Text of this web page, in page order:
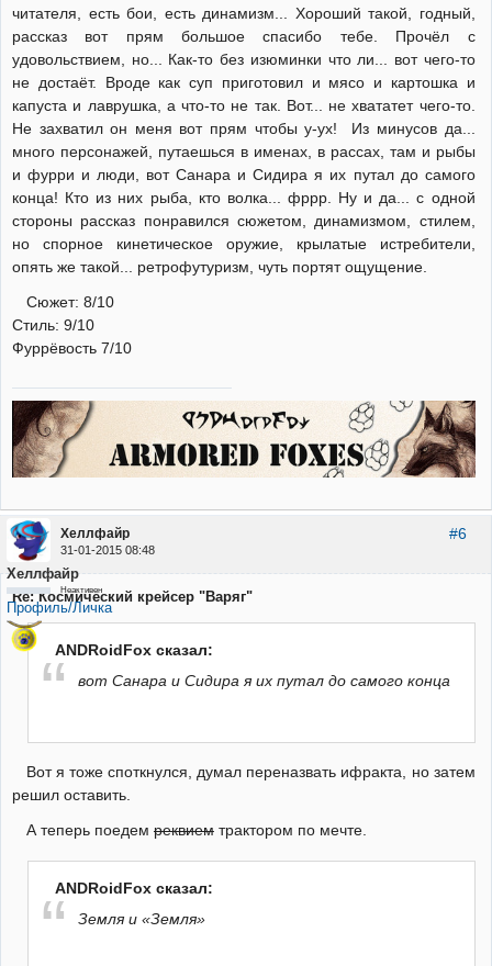
читателя, есть бои, есть динамизм... Хороший такой, годный,
рассказ вот прям большое спасибо тебе. Прочёл с
удовольствием, но... Как-то без изюминки что ли... вот чего-то
не достаёт. Вроде как суп приготовил и мясо и картошка и
капуста и лаврушка, а что-то не так. Вот... не хвататет чего-то.
Не захватил он меня вот прям чтобы у-ух! Из минусов да...
много персонажей, путаешься в именах, в рассах, там и рыбы
и фурри и люди, вот Санара и Сидира я их путал до самого
конца! Кто из них рыба, кто волка... фррр. Ну и да... с одной
стороны рассказ понравился сюжетом, динамизмом, стилем,
но спорное кинетическое оружие, крылатые истребители,
опять же такой... ретрофутуризм, чуть портят ощущение.
Сюжет: 8/10
Стиль: 9/10
Фуррёвость 7/10
#6
Хеллфайр
31-01-2015 08:48
Хеллфайр
Неактивен
Профиль/Личка
Re: Космический крейсер "Варяг"
ANDRoidFox сказал:
вот Санара и Сидира я их путал до самого конца
Вот я тоже споткнулся, думал переназвать ифракта, но затем
решил оставить.
А теперь поедем реквиемтрактором по мечте.
ANDRoidFox сказал:
Земля и «Земля»